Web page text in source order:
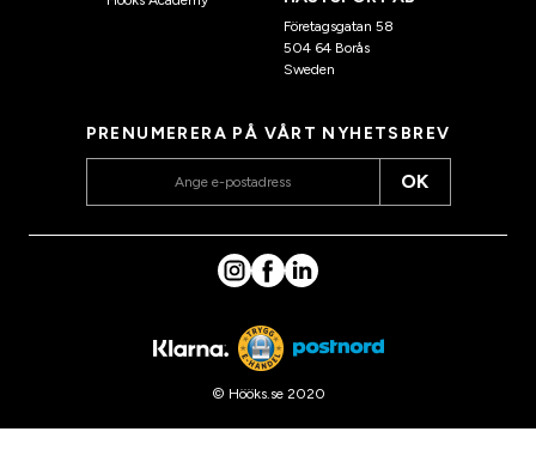
Företagsgatan 58
504 64 Borås
Sweden
PRENUMERERA PÅ VÅRT NYHETSBREV
OK
© Hööks.se 2020